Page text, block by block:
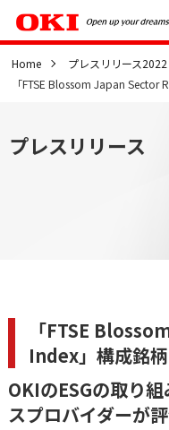
Home
プレスリリース2022
「FTSE Blossom Japan Sector
プレスリリース
「FTSE
Index」構成銘
OKIのESGの取り
スプロバイダーが